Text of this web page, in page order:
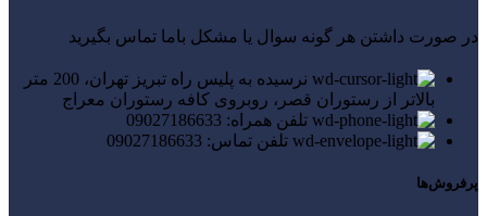
در صورت داشتن هر گونه سوال یا مشکل باما تماس بگیرید
نرسیده به پلیس راه تبریز تهران، 200 متر
بالاتر از رستوران قصر، روبروی کافه رستوران معراج
تلفن همراه: 09027186633
تلفن تماس: 09027186633
پرفروش‌ها